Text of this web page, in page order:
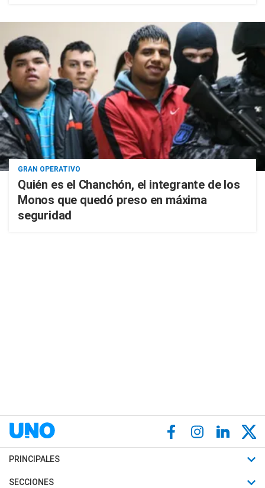
GRAN OPERATIVO
Quién es el Chanchón, el integrante de los
Monos que quedó preso en máxima
seguridad
PRINCIPALES
Últimas Noticias
SECCIONES